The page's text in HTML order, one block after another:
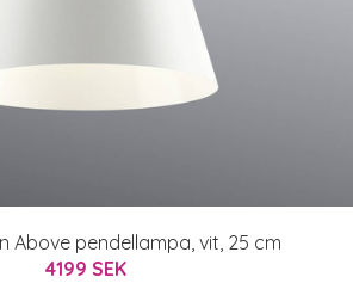
Above pendellampa, vit, 25 cm
4199 SEK